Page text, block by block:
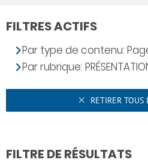
FILTRES ACTIFS
Par type de contenu:
Par rubrique:
RETIRER TOUS
FILTRE DE RÉSULTATS